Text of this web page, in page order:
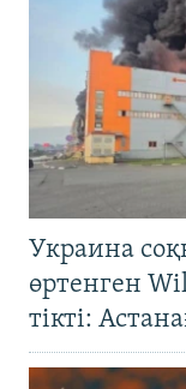
Украина
өртенген
тікті: